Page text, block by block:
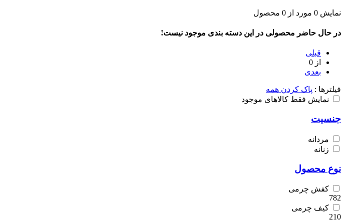
نمایش 0 مورد از 0 محصول
در حال حاضر محصولی در این دسته بندی موجود نیست!
قبلی
از 0
بعدی
فیلترها : پاک کردن همه
نمایش فقط کالاهای موجود
جنسیت
مردانه
زنانه
نوع محصول
کفش چرمی
782
کیف چرمی
210